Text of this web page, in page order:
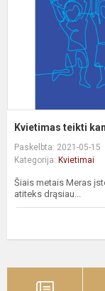
Kvietimas teikti
Paskelbta: 2021-05-15
Kategorija: Kvietimai
Šiais metais Meras
atiteks drąsiau...